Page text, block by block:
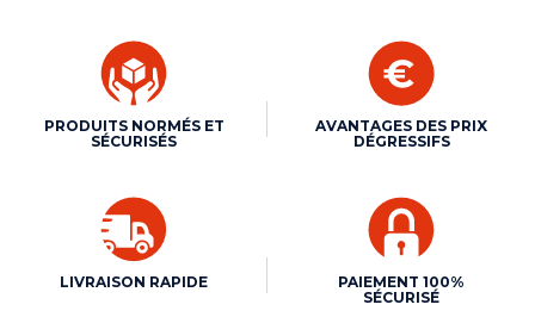
PRODUITS NORMÉS ET
SÉCURISÉS
AVANTAGES DES PRIX
DÉGRESSIFS
LIVRAISON RAPIDE
PAIEMENT 100%
SÉCURISÉ